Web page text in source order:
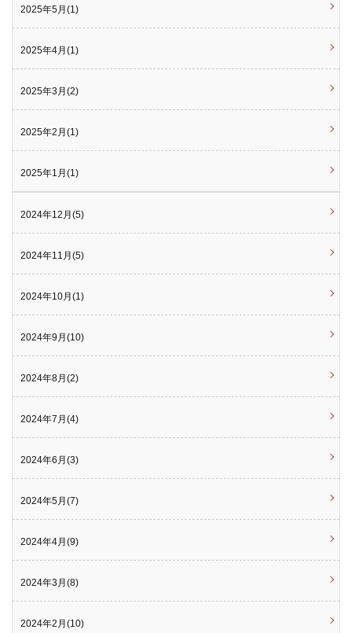
2025年5月(1)
2025年4月(1)
2025年3月(2)
2025年2月(1)
2025年1月(1)
2024年12月(5)
2024年11月(5)
2024年10月(1)
2024年9月(10)
2024年8月(2)
2024年7月(4)
2024年6月(3)
2024年5月(7)
2024年4月(9)
2024年3月(8)
2024年2月(10)